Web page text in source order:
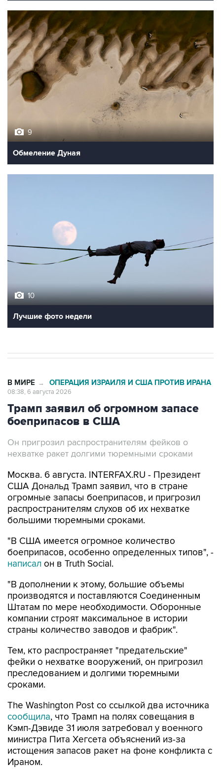
9
Обмеление Дуная
10
Лучшие фото недели
В МИРЕ → ОПЕРАЦИЯ ИЗРАИЛЯ И США ПРОТИВ ИРАНА
08:38, 6 августа 2026
Трамп заявил об огромном запасе
боеприпасов в США
Он пригрозил распространителям фейков о
нехватке ракет долгими тюремными сроками
Москва. 6 августа. INTERFAX.RU - Президент
США Дональд Трамп заявил, что в стране
огромные запасы боеприпасов, и пригрозил
распространителям слухов об их нехватке
большими тюремными сроками.
"В США имеется огромное количество
боеприпасов, особенно определенных типов", -
написал он в Truth Social.
"В дополнении к этому, большие объемы
производятся и поставляются Соединенным
Штатам по мере необходимости. Оборонные
компании строят максимальное в истории
страны количество заводов и фабрик".
Тем, кто распространяет "предательские"
фейки о нехватке вооружений, он пригрозил
преследованием и долгими тюремными
сроками.
The Washington Post со ссылкой два источника
сообщила, что Трамп на полях совещания в
Кэмп-Дэвиде 31 июля затребовал у военного
министра Пита Хегсета объяснений из-за
истощения запасов ракет на фоне конфликта с
Ираном.